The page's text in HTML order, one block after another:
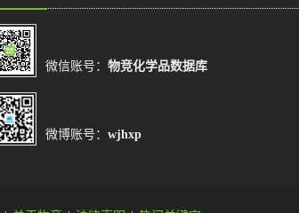
微信账号： 物竞化学品数据库
微博账号： wjhxp